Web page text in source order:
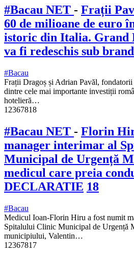
#Bacau NET - Frații
60 de milioane de euro
istoric din Italia. Grand
va fi redeschis sub
#Bacau
Frații Dragoș și Adrian Pavăl, fondatorii
dintre cele mai importante investiții
hotelieră…
12367818
#Bacau NET - Florin
manager interimar al
Municipal de Urgență
medicul care preia
DECLARATIE 18
#Bacau
Medicul Ioan-Florin Hiru a fost numit
Spitalului Clinic Municipal de Urgență
municipiului, Valentin…
12367817